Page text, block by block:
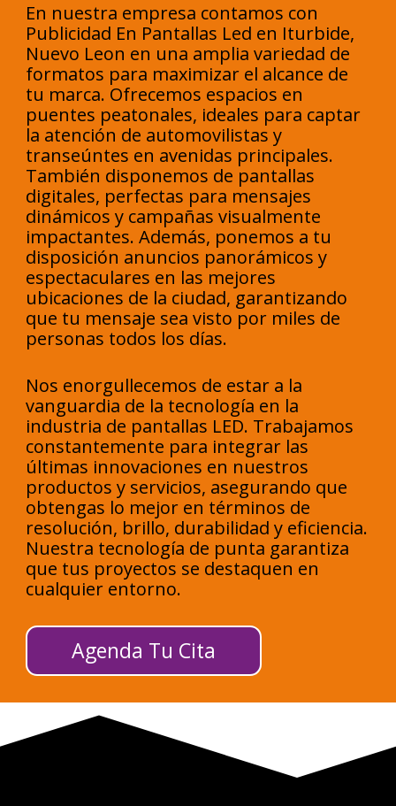
En nuestra empresa contamos con
Publicidad En Pantallas Led en Iturbide,
Nuevo Leon en una amplia variedad de
formatos para maximizar el alcance de
tu marca. Ofrecemos espacios en
puentes peatonales, ideales para captar
la atención de automovilistas y
transeúntes en avenidas principales.
También disponemos de pantallas
digitales, perfectas para mensajes
dinámicos y campañas visualmente
impactantes. Además, ponemos a tu
disposición anuncios panorámicos y
espectaculares en las mejores
ubicaciones de la ciudad, garantizando
que tu mensaje sea visto por miles de
personas todos los días.
Nos enorgullecemos de estar a la
vanguardia de la tecnología en la
industria de pantallas LED. Trabajamos
constantemente para integrar las
últimas innovaciones en nuestros
productos y servicios, asegurando que
obtengas lo mejor en términos de
resolución, brillo, durabilidad y eficiencia.
Nuestra tecnología de punta garantiza
que tus proyectos se destaquen en
cualquier entorno.
Agenda Tu Cita